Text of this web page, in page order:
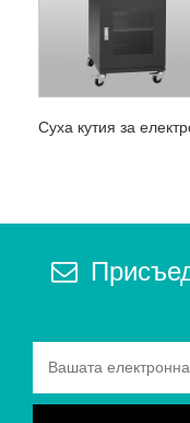
Суха кутия за